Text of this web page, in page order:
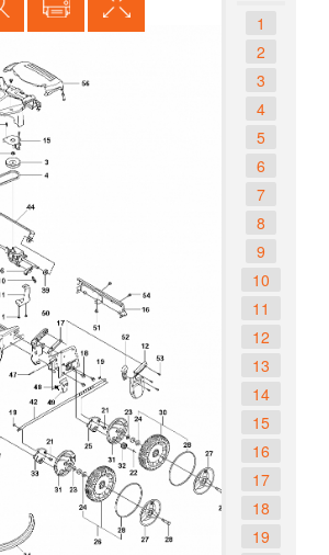
1
2
3
4
5
6
7
8
9
10
11
12
13
14
15
16
17
18
19